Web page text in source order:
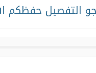
التفصيل حفظكم